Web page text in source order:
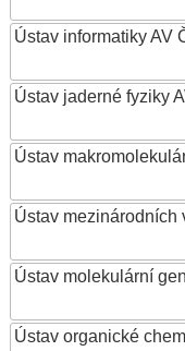
Ústav informatiky AV
Ústav jaderné fyziky
Ústav
Ústav mezinárodních
Ústav molekulární
Ústav organické